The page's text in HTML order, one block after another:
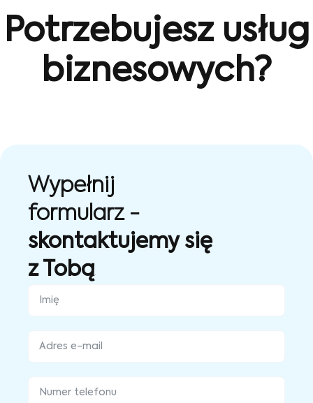
Potrzebujesz usług
biznesowych?
Wypełnij
formularz -
skontaktujemy się
z Tobą